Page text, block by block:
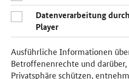
Datenverarbeitung
Player
Ausführliche Informationen
Betroffenenrechte und
Privatsphäre schützen,